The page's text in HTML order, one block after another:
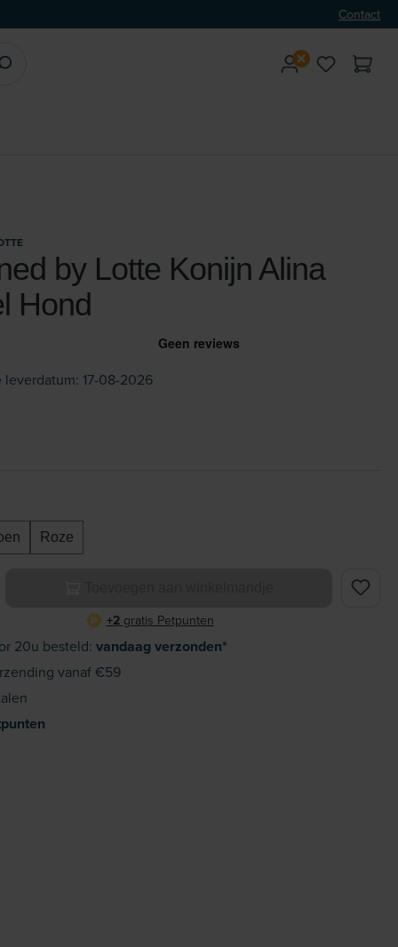
Contact
by Lotte Konijn Alina
Hond
17-08-2026
Roze
Voer de gewenste hoeveelheid in of gebruik de
P +2gratis Petpunten
20u besteld: vandaag verzonden*
vanaf €59